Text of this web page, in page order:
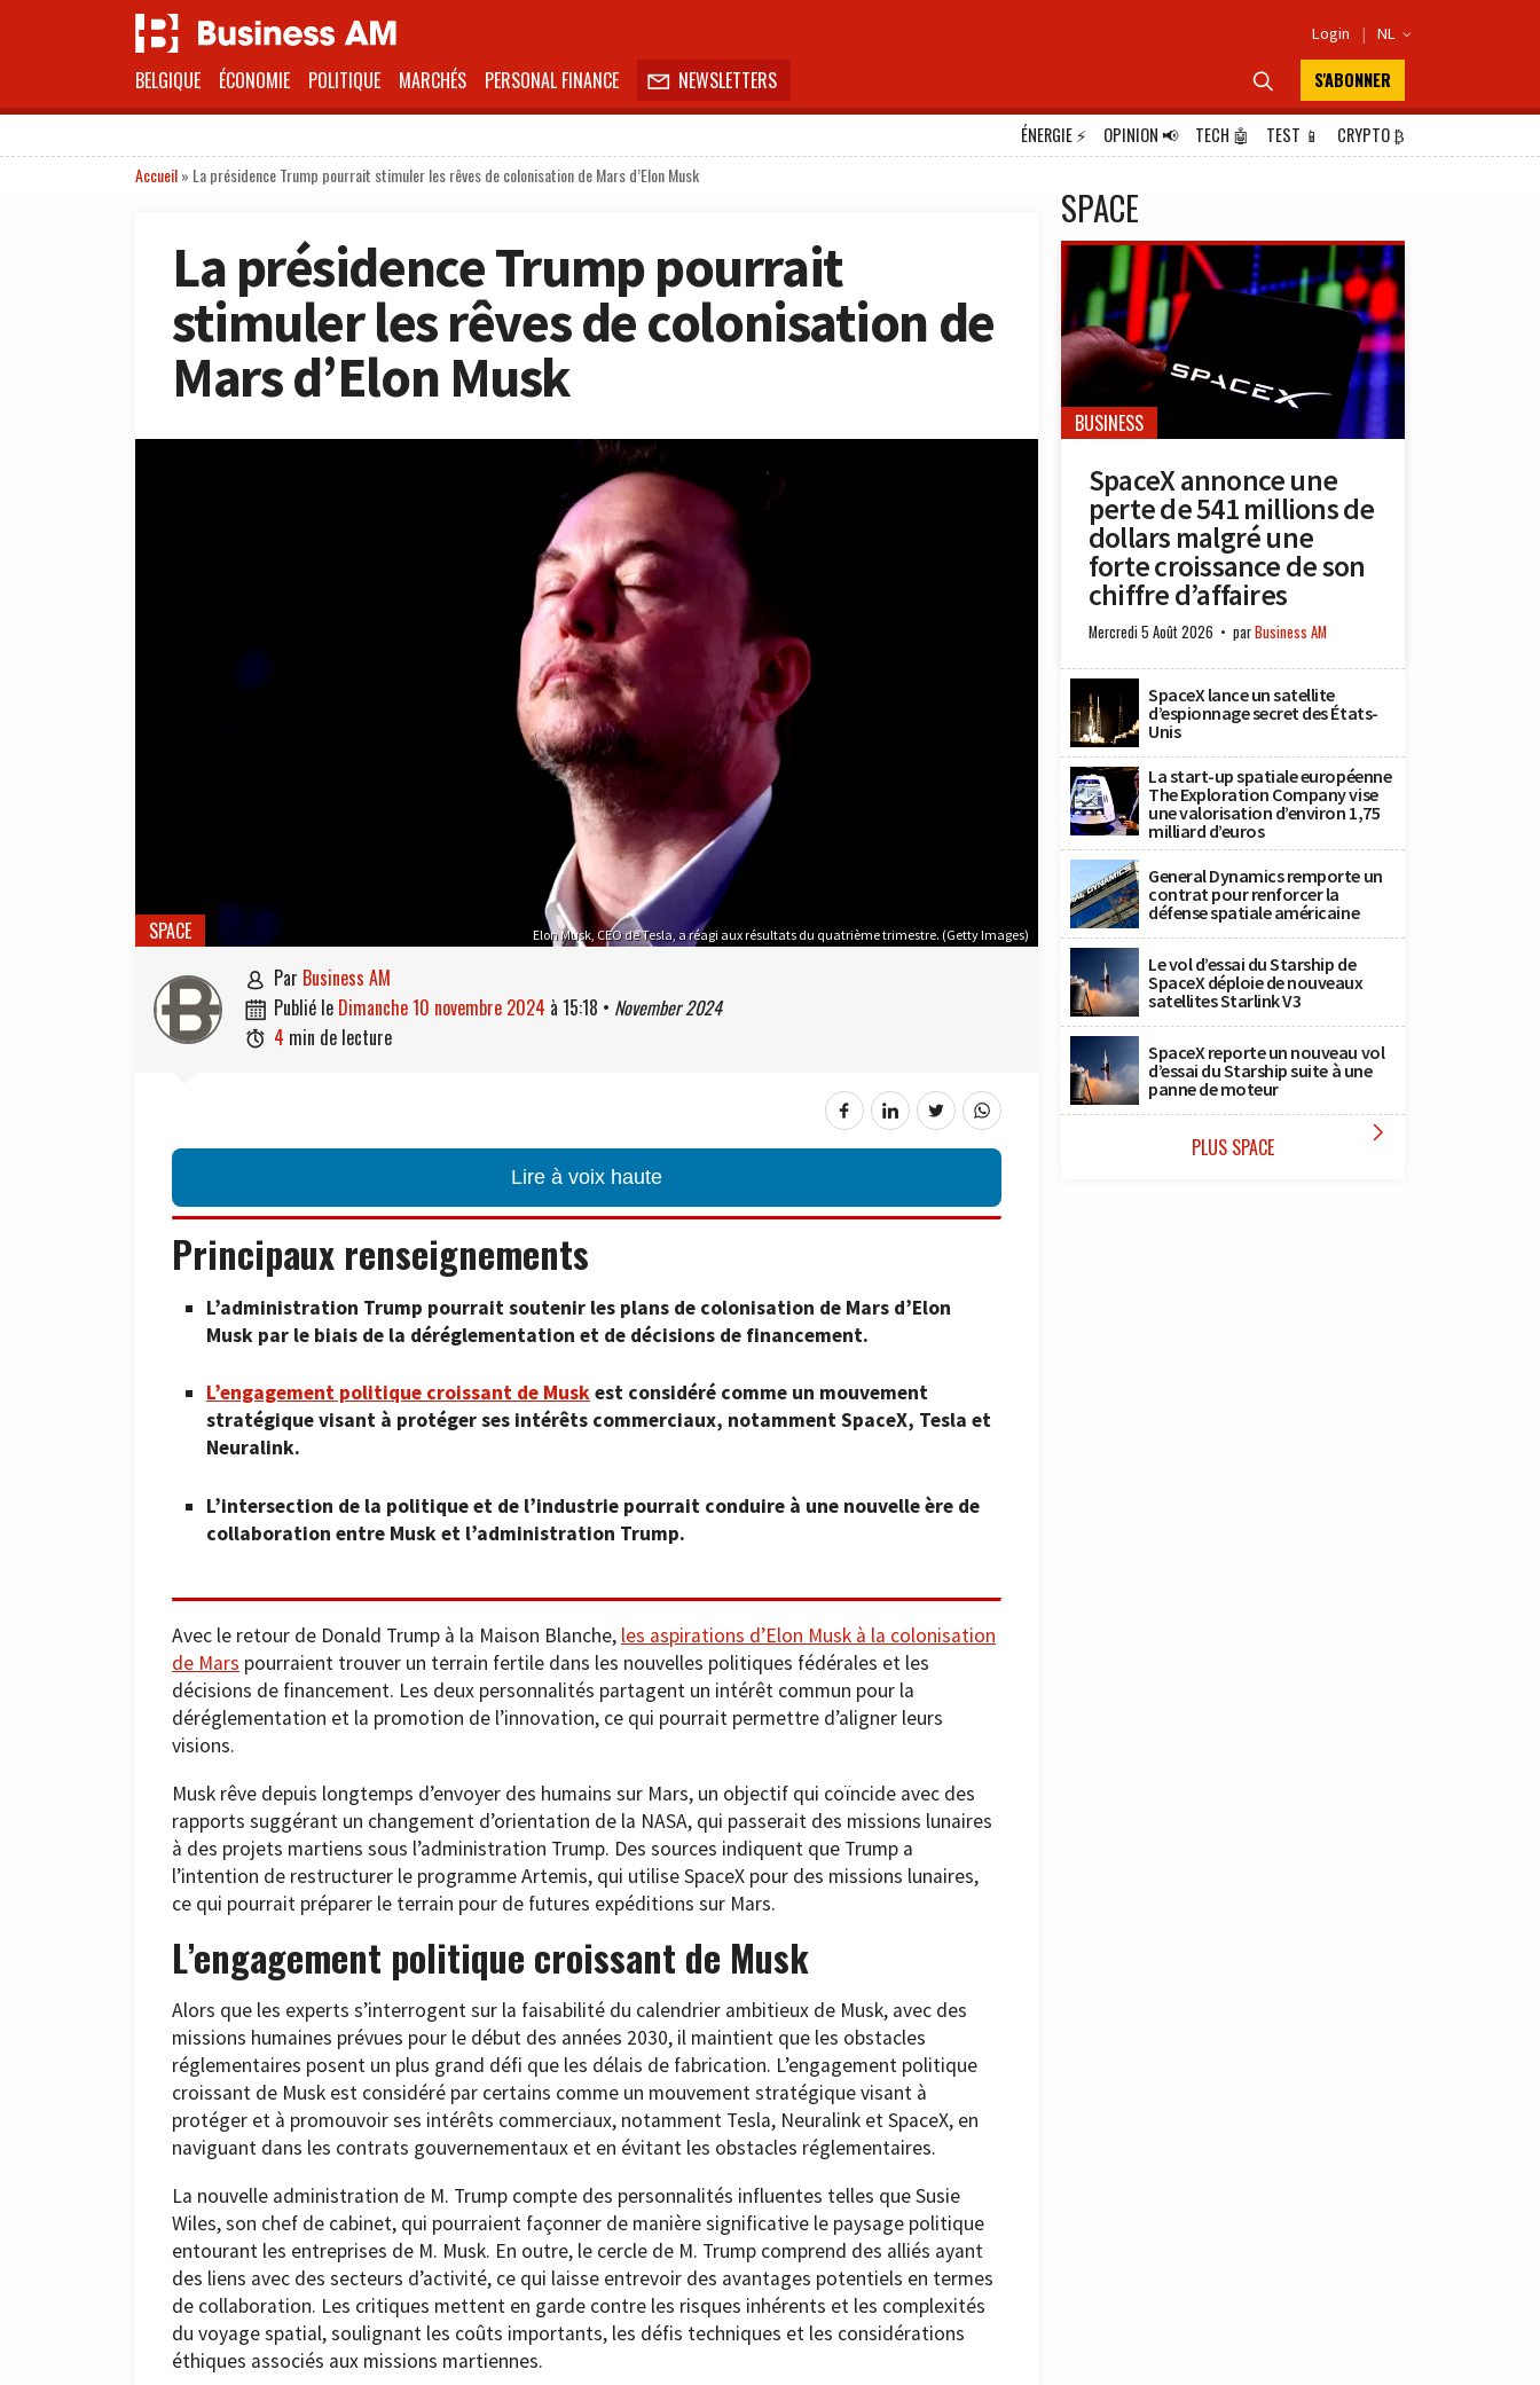
Login | NL 
BELGIQUE ÉCONOMIE POLITIQUE MARCHÉS PERSONAL FINANCE  NEWSLETTERS  S'ABONNER
ÉNERGIE⚡ OPINION📢 TECH 🤖 TEST 📱 CRYPTO₿
Accueil» La présidence Trump pourrait stimuler les rêves de colonisation de Mars d’Elon Musk
La présidence Trump pourrait
stimuler les rêves de colonisation de
Mars d’Elon Musk
Elon Musk, CEO de Tesla, a réagi aux résultats du quatrième trimestre. (Getty Images)
SPACE
 par Business AM
 publié le dimanche 10 novembre 2024 à 15:18 • November 2024
 4 min de lecture
Lire à voix haute
Principaux renseignements
L’administration Trump pourrait soutenir les plans de colonisation de Mars d’Elon
Musk par le biais de la déréglementation et de décisions de financement.
L’engagement politique croissant de Muskest considéré comme un mouvement
stratégique visant à protéger ses intérêts commerciaux, notamment SpaceX, Tesla et
Neuralink.
L’intersection de la politique et de l’industrie pourrait conduire à une nouvelle ère de
collaboration entre Musk et l’administration Trump.
Avec le retour de Donald Trump à la Maison Blanche, les aspirations d’Elon Musk à la colonisation
de Mars pourraient trouver un terrain fertile dans les nouvelles politiques fédérales et les
décisions de financement. Les deux personnalités partagent un intérêt commun pour la
déréglementation et la promotion de l’innovation, ce qui pourrait permettre d’aligner leurs
visions.
Musk rêve depuis longtemps d’envoyer des humains sur Mars, un objectif qui coïncide avec des
rapports suggérant un changement d’orientation de la NASA, qui passerait des missions lunaires
à des projets martiens sous l’administration Trump. Des sources indiquent que Trump a
l’intention de restructurer le programme Artemis, qui utilise SpaceX pour des missions lunaires,
ce qui pourrait préparer le terrain pour de futures expéditions sur Mars.
L’engagement politique croissant de Musk
Alors que les experts s’interrogent sur la faisabilité du calendrier ambitieux de Musk, avec des
missions humaines prévues pour le début des années 2030, il maintient que les obstacles
réglementaires posent un plus grand défi que les délais de fabrication. L’engagement politique
croissant de Musk est considéré par certains comme un mouvement stratégique visant à
protéger et à promouvoir ses intérêts commerciaux, notamment Tesla, Neuralink et SpaceX, en
naviguant dans les contrats gouvernementaux et en évitant les obstacles réglementaires.
La nouvelle administration de M. Trump compte des personnalités influentes telles que Susie
Wiles, son chef de cabinet, qui pourraient façonner de manière significative le paysage politique
entourant les entreprises de M. Musk. En outre, le cercle de M. Trump comprend des alliés ayant
des liens avec des secteurs d’activité, ce qui laisse entrevoir des avantages potentiels en termes
de collaboration. Les critiques mettent en garde contre les risques inhérents et les complexités
du voyage spatial, soulignant les coûts importants, les défis techniques et les considérations
éthiques associés aux missions martiennes.
SPACE
BUSINESS
SpaceX annonce une
perte de 541 millions de
dollars malgré une
forte croissance de son
chiffre d’affaires
Mercredi 5 Août 2026 parBusiness AM
SpaceX lance un satellite
d’espionnage secret des États-
Unis
La start-up spatiale européenne
The Exploration Company vise
une valorisation d’environ 1,75
milliard d’euros
General Dynamics remporte un
contrat pour renforcer la
défense spatiale américaine
Le vol d’essai du Starship de
SpaceX déploie de nouveaux
satellites Starlink V3
SpaceX reporte un nouveau vol
d’essai du Starship suite à une
panne de moteur
PLUS SPACE 